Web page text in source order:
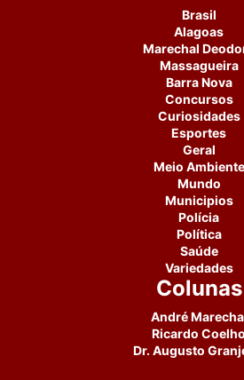
Brasil
Alagoas
Marechal
Massagueira
Barra Nova
Concursos
Curiosidades
Esportes
Geral
Meio Ambiente
Mundo
Municipios
Polícia
Política
Saúde
Variedades
Colunas
André
Ricardo Coelho
Dr. Augusto